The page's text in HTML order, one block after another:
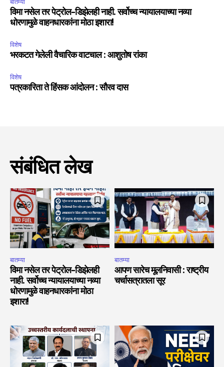
बातम्या
विमा नसेल तर पेट्रोल-डिझेलही नाही. सर्वोच्च न्यायालयाच्या नव्या
धोरणामुळे वाहनधारकांना मोठा इशारा!
विशेष
भरकटत गेलेली वैचारिक वाटचाल : आशुतोष रांका
विशेष
पत्रकारिता ते हिंसक आंदोलन : सौरव दास
संबंधित लेख
बातम्या
विमा नसेल तर पेट्रोल-डिझेलही
नाही. सर्वोच्च न्यायालयाच्या नव्या
धोरणामुळे वाहनधारकांना मोठा
इशारा!
बातम्या
आपण सारेच मूलनिवासी : राष्ट्रीय
चर्चासत्रातला सूर